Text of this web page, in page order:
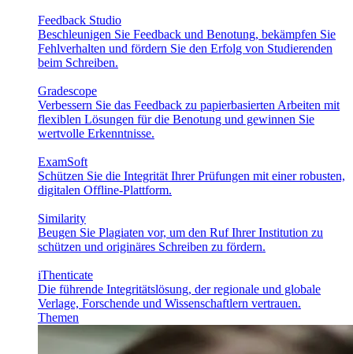
Feedback Studio
Beschleunigen Sie Feedback und Benotung, bekämpfen Sie
Fehlverhalten und fördern Sie den Erfolg von Studierenden
beim Schreiben.
Gradescope
Verbessern Sie das Feedback zu papierbasierten Arbeiten mit
flexiblen Lösungen für die Benotung und gewinnen Sie
wertvolle Erkenntnisse.
ExamSoft
Schützen Sie die Integrität Ihrer Prüfungen mit einer robusten,
digitalen Offline-Plattform.
Similarity
Beugen Sie Plagiaten vor, um den Ruf Ihrer Institution zu
schützen und originäres Schreiben zu fördern.
iThenticate
Die führende Integritätslösung, der regionale und globale
Verlage, Forschende und Wissenschaftlern vertrauen.
Themen